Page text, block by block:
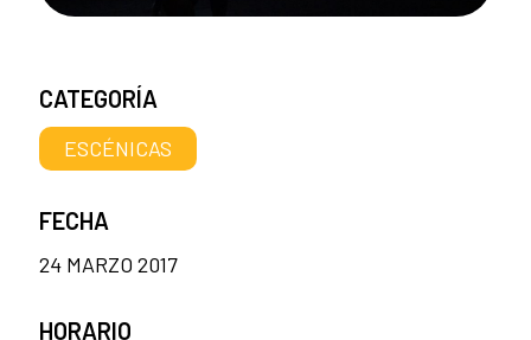
CATEGORÍA
ESCÉNICAS
FECHA
24 MARZO 2017
HORARIO